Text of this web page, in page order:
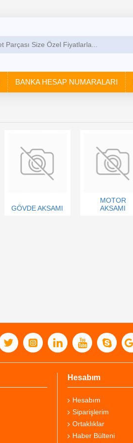
BANKA HESAP NUMARALARI
GÖVDE AKSAMI
MOTOR
AKSAMI
Hesabım
Hesabım
Siparişlerim
Ortaklıklar
Haber Bülteni